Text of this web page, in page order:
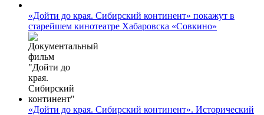
«Дойти до края. Сибирский континент» покажут в
старейшем кинотеатре Хабаровска «Совкино»
«Дойти до края. Сибирский континент». Исторический